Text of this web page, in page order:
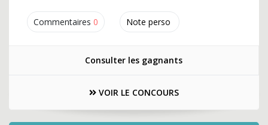
Commentaires 0 Note perso
Consulter les gagnants
VOIR LE CONCOURS